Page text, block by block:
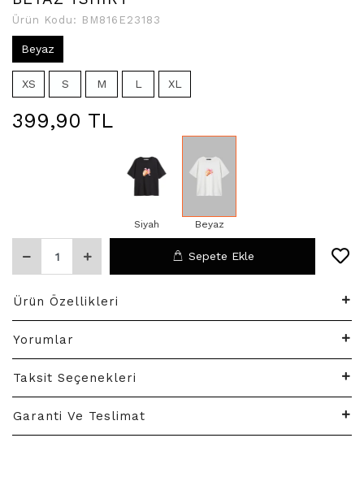
Ürün Kodu: BM816E23183
Beyaz
XS S M L XL
399,90 TL
Siyah Beyaz
Sepete Ekle
Ürün Özellikleri
Yorumlar
Taksit Seçenekleri
Garanti Ve Teslimat